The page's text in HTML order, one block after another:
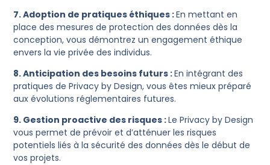
7. Adoption de pratiques éthiques :En mettant en
place des mesures de protection des données dès la
conception, vous démontrez un engagement éthique
envers la vie privée des individus.
8. Anticipation des besoins futurs :En intégrant des
pratiques de Privacy by Design, vous êtes mieux préparé
aux évolutions réglementaires futures.
9. Gestion proactive des risques :Le Privacy by Design
vous permet de prévoir et d’atténuer les risques
potentiels liés à la sécurité des données dès le début de
vos projets.